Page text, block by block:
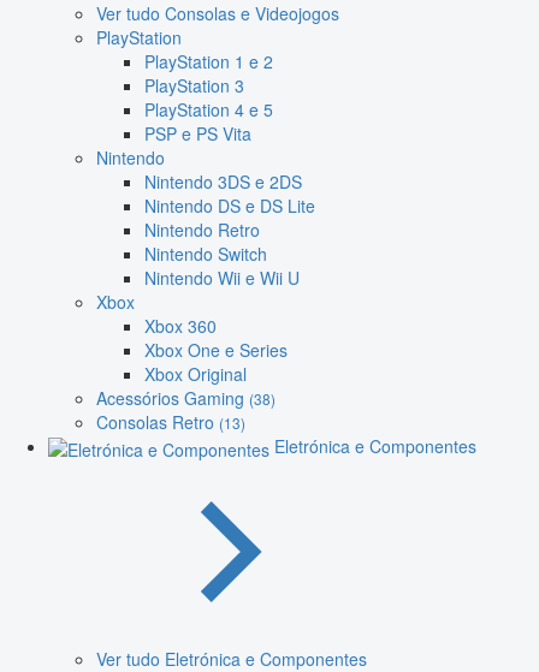
Ver tudo Consolas e Videojogos
PlayStation
PlayStation 1 e 2
PlayStation 3
PlayStation 4 e 5
PSP e PS Vita
Nintendo
Nintendo 3DS e 2DS
Nintendo DS e DS Lite
Nintendo Retro
Nintendo Switch
Nintendo Wii e Wii U
Xbox
Xbox 360
Xbox One e Series
Xbox Original
Acessórios Gaming (38)
Consolas Retro (13)
Eletrónica e Componentes
Ver tudo Eletrónica e Componentes